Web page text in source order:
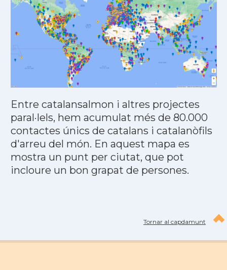
Entre catalansalmon i altres projectes
paral·lels, hem acumulat més de 80.000
contactes únics de catalans i catalanòfils
d'arreu del món. En aquest mapa es
mostra un punt per ciutat, que pot
incloure un bon grapat de persones.
Tornar al capdamunt